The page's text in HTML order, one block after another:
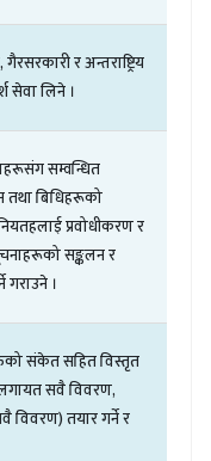
,गैरसरकारीरअन्तराष्ट्रिय
सेवालिने ।
सम्वन्धित
तथाबिधिहरूको
प्रवोधीकरणर
सङ्कलनर
गराउने ।
संकेतसहितविस्तृत
सवैविवरण,
विवरण)तयारगर्नेर